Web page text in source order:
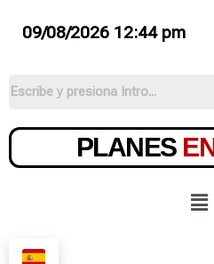
09/08/2026 12:44 pm
PLANES